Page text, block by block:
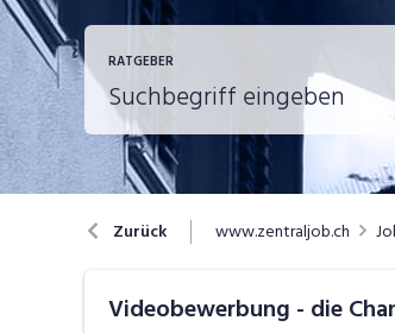
RATGEBER
Berufsbilder
Job-Coach
Job-Tipps
Zurück www.zentraljob.ch
Videobewerbung - die